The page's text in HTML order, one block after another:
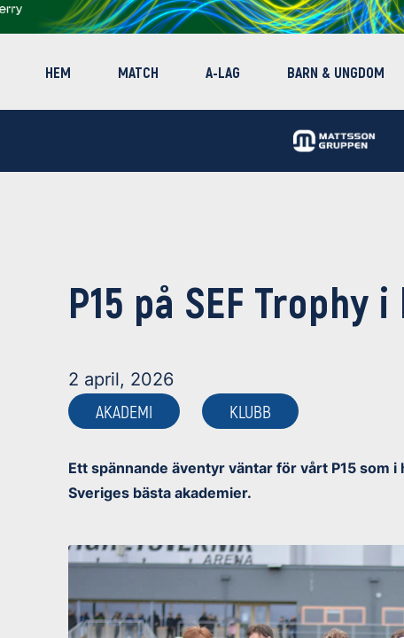
HEM MATCH A-LAG BARN & UNGDOM
P15 på SEF Trophy
2 april, 2026
AKADEMI
KLUBB
Ett spännande äventyr väntar för vårt P15 som
Sveriges bästa akademier.